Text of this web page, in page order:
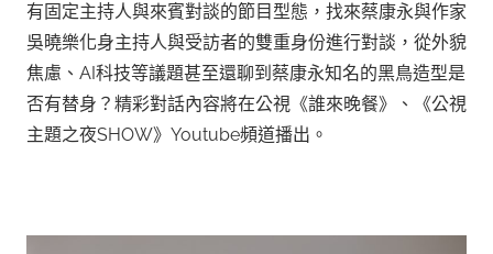
有固定主持人與來賓對談的節目型態，找來蔡康永與作家
吳曉樂化身主持人與受訪者的雙重身份進行對談，從外貌
焦慮、AI科技等議題甚至還聊到蔡康永知名的黑鳥造型是
否有替身？精彩對話內容將在公視《誰來晚餐》、《公視
主題之夜SHOW》Youtube頻道播出。